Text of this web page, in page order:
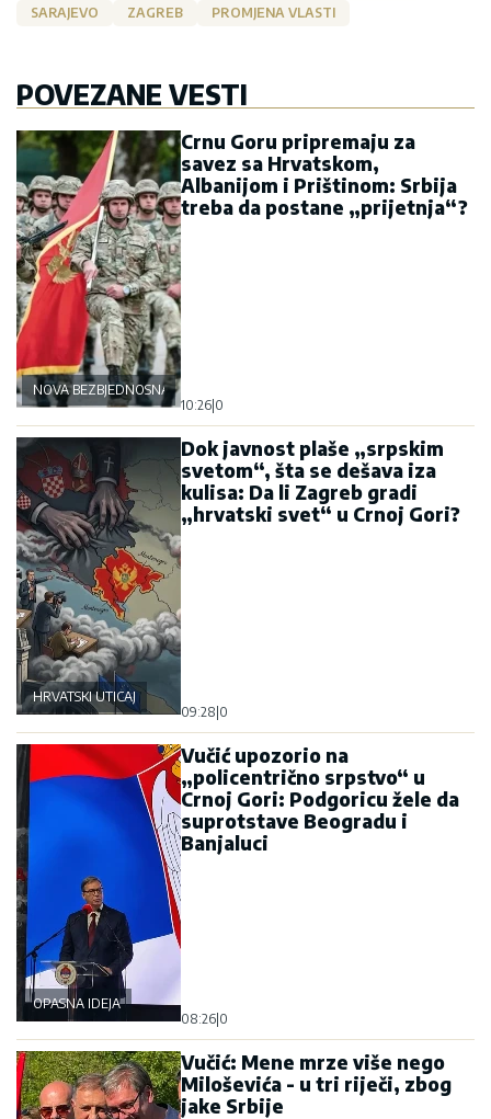
SARAJEVO
ZAGREB PROMJENA VLASTI
POVEZANE VESTI
NOVA BEZBJEDNOSNA OSOVINA
Crnu Goru pripremaju za
savez sa Hrvatskom,
Albanijom i Prištinom: Srbija
treba da postane „prijetnja“?
10:26 0
HRVATSKI UTICAJ
Dok javnost plaše „srpskim
svetom“, šta se dešava iza
kulisa: Da li Zagreb gradi
„hrvatski svet“ u Crnoj Gori?
09:28 0
OPASNA IDEJA
Vučić upozorio na
„policentrično srpstvo“ u
Crnoj Gori: Podgoricu žele da
suprotstave Beogradu i
Banjaluci
08:26 0
Vučić: Mene mrze više nego
Miloševića - u tri riječi, zbog
jake Srbije